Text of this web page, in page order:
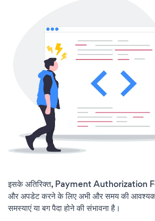
इसके अतिरिक्त, Payment Authorization
और अपडेट करने के लिए अभी और समय की
समस्याएं या बग पैदा होने की संभावना है।